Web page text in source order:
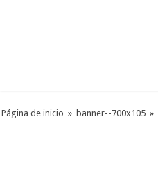
Página de inicio » banner--700x105 »